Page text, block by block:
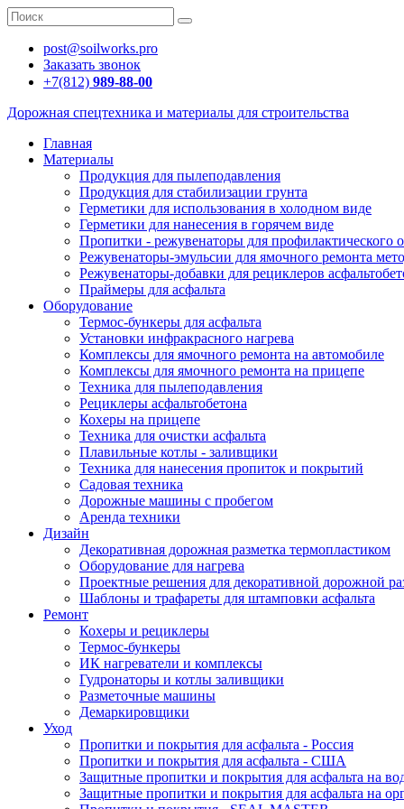
post@soilworks.pro
Заказать звонок
+7(812) 989-88-00
Дорожная спецтехника и материалы для строительства
Главная
Материалы
Продукция для пылеподавления
Продукция для стабилизации грунта
Герметики для использования в холодном виде
Герметики для нанесения в горячем виде
Пропитки - режувенаторы для профилактического
Режувенаторы-эмульсии для ямочного ремонта
Режувенаторы-добавки для рециклеров
Праймеры для асфальта
Оборудование
Термос-бункеры для асфальта
Установки инфракрасного нагрева
Комплексы для ямочного ремонта на автомобиле
Комплексы для ямочного ремонта на прицепе
Техника для пылеподавления
Рециклеры асфальтобетона
Кохеры на прицепе
Техника для очистки асфальта
Плавильные котлы - заливщики
Техника для нанесения пропиток и покрытий
Садовая техника
Дорожные машины с пробегом
Аренда техники
Дизайн
Декоративная дорожная разметка термопластиком
Оборудование для нагрева
Проектные решения для декоративной дорожной
Шаблоны и трафареты для штамповки асфальта
Ремонт
Кохеры и рециклеры
Термос-бункеры
ИК нагреватели и комплексы
Гудронаторы и котлы заливщики
Разметочные машины
Демаркировщики
Уход
Пропитки и покрытия для асфальта - Россия
Пропитки и покрытия для асфальта - США
Защитные пропитки и покрытия для асфальта на
Защитные пропитки и покрытия для асфальта на